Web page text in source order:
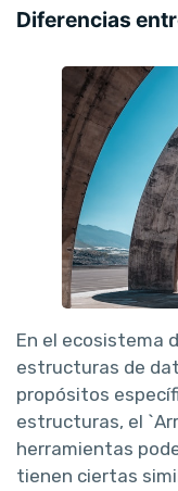
Diferencias
En el ecosistema
estructuras de
propósitos
estructuras, el
herramientas
tienen ciertas